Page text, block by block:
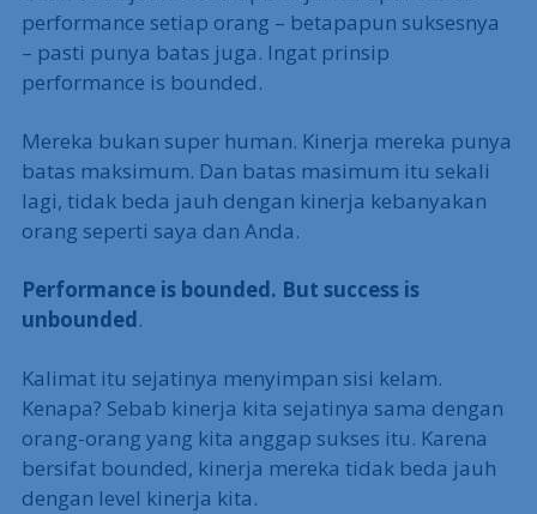
performance setiap orang – betapapun suksesnya
– pasti punya batas juga. Ingat prinsip
performance is bounded.
Mereka bukan super human. Kinerja mereka punya
batas maksimum. Dan batas masimum itu sekali
lagi, tidak beda jauh dengan kinerja kebanyakan
orang seperti saya dan Anda.
Performance is bounded. But success is
unbounded.
Kalimat itu sejatinya menyimpan sisi kelam.
Kenapa? Sebab kinerja kita sejatinya sama dengan
orang-orang yang kita anggap sukses itu. Karena
bersifat bounded, kinerja mereka tidak beda jauh
dengan level kinerja kita.